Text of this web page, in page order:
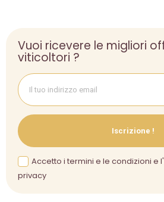
Vuoi ricevere le migliori
viticoltori ?
Iscrizione !
Accetto i termini e le condizioni e
privacy